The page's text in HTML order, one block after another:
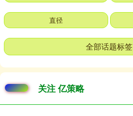
直径
全部话题标签
关注 亿策略